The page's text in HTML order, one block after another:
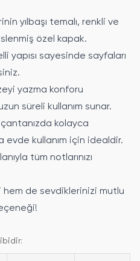
yılbaşı temalı, renkli ve
özel kapak.
yapısı sayesinde sayfaları
yazma konforu
süreli kullanım sunar.
kolayca
evde kullanım için idealdir.
tüm notlarınızı
hem de sevdiklerinizi mutlu